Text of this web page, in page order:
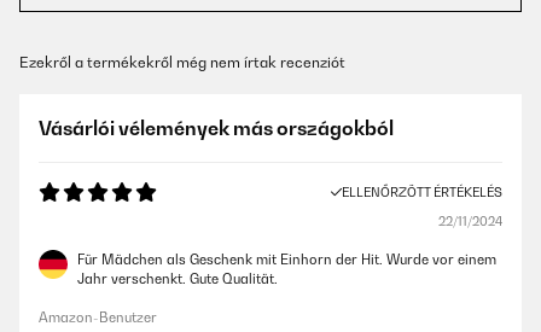
Ezekről a termékekről még nem írtak recenziót
Vásárlói vélemények más országokból
ELLENŐRZÖTT ÉRTÉKELÉS
22/11/2024
Für Mädchen als Geschenk mit Einhorn der Hit. Wurde vor einem
Jahr verschenkt. Gute Qualität.
Amazon-Benutzer